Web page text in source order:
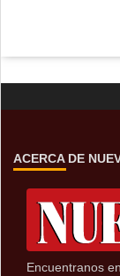
ACERCA DE
Encuentranos